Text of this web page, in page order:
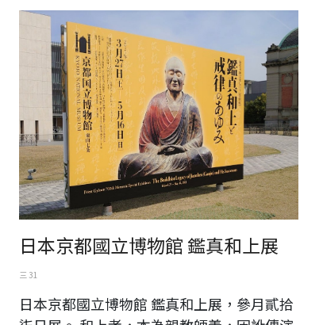
日本京都國立博物館 鑑真和上展
日本京都國立博物館 鑑真和上展
三 31
日本京都國立博物館 鑑真和上展，參月貳拾